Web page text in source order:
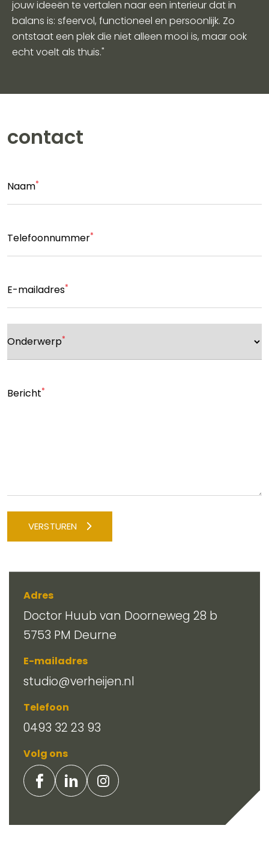
jouw ideeën te vertalen naar een interieur dat in
balans is: sfeervol, functioneel en persoonlijk. Zo
ontstaat een plek die niet alleen mooi is, maar ook
echt voelt als thuis."
contact
Naam*
Telefoonnummer*
E-mailadres*
Onderwerp*
Bericht*
VERSTUREN
Adres
Doctor Huub van Doorneweg 28 b
5753 PM Deurne
E-mailadres
studio@verheijen.nl
Telefoon
0493 32 23 93
Volg ons